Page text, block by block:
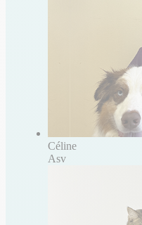
Céline
Asv